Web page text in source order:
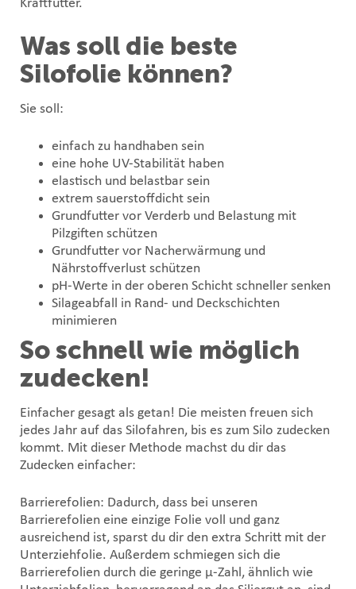
Kraftfutter.
Was soll die beste
Silofolie können?
Sie soll:
einfach zu handhaben sein
eine hohe UV-Stabilität haben
elastisch und belastbar sein
extrem sauerstoffdicht sein
Grundfutter vor Verderb und Belastung mit
Pilzgiften schützen
Grundfutter vor Nacherwärmung und
Nährstoffverlust schützen
pH-Werte in der oberen Schicht schneller senken
Silageabfall in Rand- und Deckschichten
minimieren
So schnell wie möglich
zudecken!
Einfacher gesagt als getan! Die meisten freuen sich
jedes Jahr auf das Silofahren, bis es zum Silo zudecken
kommt. Mit dieser Methode machst du dir das
Zudecken einfacher:
Barrierefolien: Dadurch, dass bei unseren
Barrierefolien eine einzige Folie voll und ganz
ausreichend ist, sparst du dir den extra Schritt mit der
Unterziehfolie. Außerdem schmiegen sich die
Barrierefolien durch die geringe µ-Zahl, ähnlich wie